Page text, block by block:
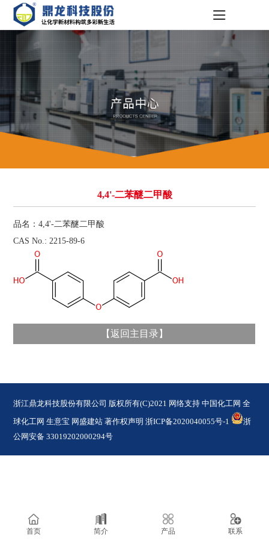
4,4'-二苯醚二甲酸
品名：4,4'-二苯醚二甲酸
CAS No.: 2215-89-6
【返回主目录 】
浙江鼎龙科技股份有限公司 版权所有(C)2021 网络支持中国化工网 全
球化工网 生意宝 网盛建站 著作权声明 浙ICP备2020040055号-1
浙
公网安备 33019202000294号
首页 简介 产品 联系